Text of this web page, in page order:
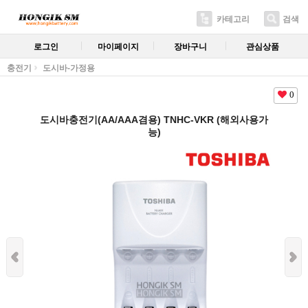
카테고리 검색
로그인 마이페이지 장바구니 관심상품
충전기 도시바-가정용
0
도시바충전기(AA/AAA겸용) TNHC-VKR (해외사용가
능)